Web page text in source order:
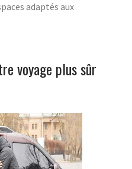
adaptés aux
voyage plus sûr